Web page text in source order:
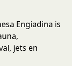
Engiadina is
jets en